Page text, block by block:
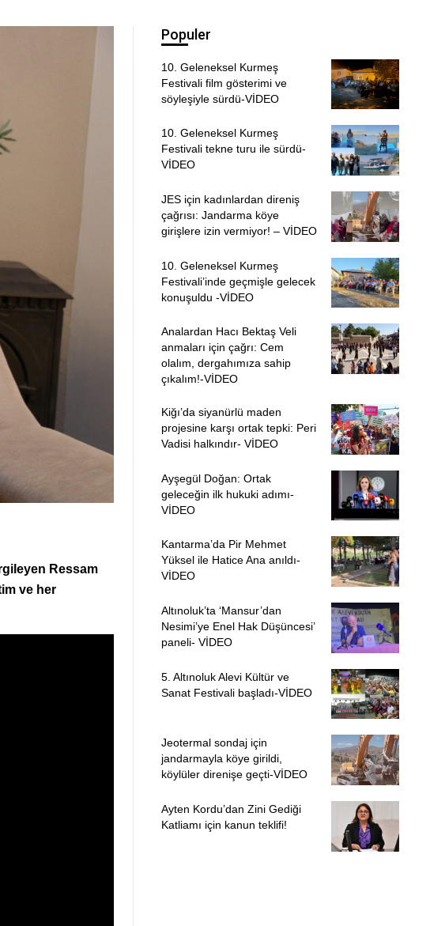
Ressam
ve her
Populer
10. Geleneksel Kurmeş
Festivali film gösterimi ve
söyleşiyle sürdü-VİDEO
10. Geleneksel Kurmeş
Festivali tekne turu ile sürdü-
VİDEO
JES için kadınlardan direniş
çağrısı: Jandarma köye
girişlere izin vermiyor! – VİDEO
10. Geleneksel Kurmeş
Festivali’inde geçmişle gelecek
konuşuldu -VİDEO
Analardan Hacı Bektaş Veli
anmaları için çağrı: Cem
olalım, dergahımıza sahip
çıkalım!-VİDEO
Kiğı’da siyanürlü maden
projesine karşı ortak tepki: Peri
Vadisi halkındır- VİDEO
Ayşegül Doğan: Ortak
geleceğin ilk hukuki adımı-
VİDEO
Kantarma’da Pir Mehmet
Yüksel ile Hatice Ana anıldı-
VİDEO
Altınoluk’ta ‘Mansur’dan
Nesimi’ye Enel Hak Düşüncesi’
paneli- VİDEO
5. Altınoluk Alevi Kültür ve
Sanat Festivali başladı-VİDEO
Jeotermal sondaj için
jandarmayla köye girildi,
köylüler direnişe geçti-VİDEO
Ayten Kordu’dan Zini Gediği
Katliamı için kanun teklifi!